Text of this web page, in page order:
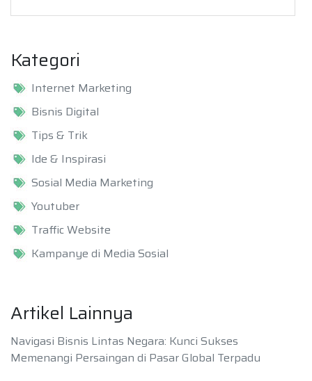
Kategori
Internet Marketing
Bisnis Digital
Tips & Trik
Ide & Inspirasi
Sosial Media Marketing
Youtuber
Traffic Website
Kampanye di Media Sosial
Artikel Lainnya
Navigasi Bisnis Lintas Negara: Kunci Sukses
Memenangi Persaingan di Pasar Global Terpadu